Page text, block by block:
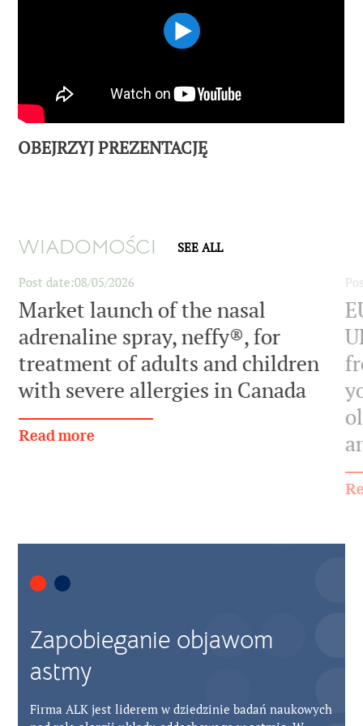
OBEJRZYJ PREZENTACJĘ
WIADOMOŚCI SEE ALL
Post date 08/05/2026
Market launch of the nasal
adrenaline spray, neffy®, for
treatment of adults and children
with severe allergies in Canada
Read more
Zapobieganie objawom
astmy
Firma ALK jest liderem w dziedzinie badań naukowych